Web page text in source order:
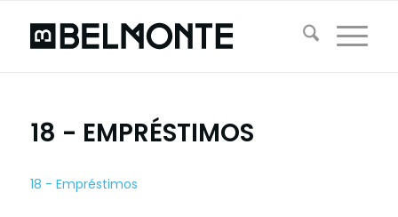
18 - EMPRÉSTIMOS
18 - Empréstimos